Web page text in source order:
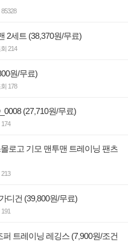
85328
2세트 (38,370원/무료)
214
원/무료)
178
(27,710원/무료)
174
로고 기모 맨투맨 트레이닝 팬츠
213
디건 (39,800원/무료)
191
트레이닝 레깅스 (7,900원/조건